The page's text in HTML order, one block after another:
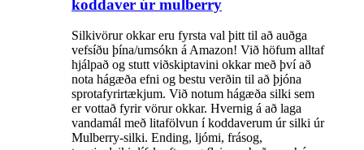
koddaver úr mulberry
Silkivörur okkar eru fyrsta val þitt til að auðga
vefsíðu þína/umsókn á Amazon! Við höfum alltaf
hjálpað og stutt viðskiptavini okkar með því að
nota hágæða efni og bestu verðin til að þjóna
sprotafyrirtækjum. Við notum hágæða silki sem
er vottað fyrir vörur okkar. Hvernig á að laga
vandamál með litafölvun í koddaverum úr silki úr
Mulberry-silki. Ending, ljómi, frásog,